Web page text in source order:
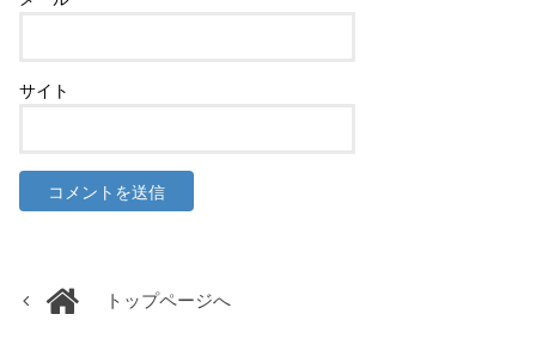
サイト
トップページへ